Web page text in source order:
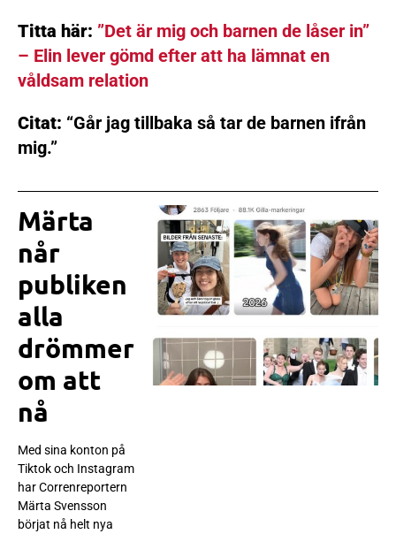
Titta här: ”Det är mig och barnen de låser in”
– Elin lever gömd efter att ha lämnat en
våldsam relation
Citat: “Går jag tillbaka så tar de barnen ifrån
mig.”
Märta
når
publiken
alla
drömmer
om att
nå
Med sina konton på
Tiktok och Instagram
har Correnreportern
Märta Svensson
börjat nå helt nya